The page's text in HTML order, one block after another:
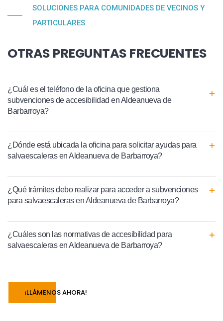
SOLUCIONES PARA COMUNIDADES DE VECINOS Y
PARTICULARES
OTRAS PREGUNTAS FRECUENTES
¿Cuál es el teléfono de la oficina que gestiona
subvenciones de accesibilidad en Aldeanueva de
Barbarroya?
¿Dónde está ubicada la oficina para solicitar ayudas para
salvaescaleras en Aldeanueva de Barbarroya?
¿Qué trámites debo realizar para acceder a subvenciones
para salvaescaleras en Aldeanueva de Barbarroya?
¿Cuáles son las normativas de accesibilidad para
salvaescaleras en Aldeanueva de Barbarroya?
¡LLÁMENOS AHORA!